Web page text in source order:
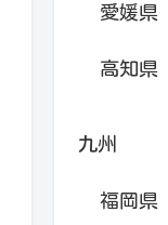
愛媛県
高知県
九州
福岡県